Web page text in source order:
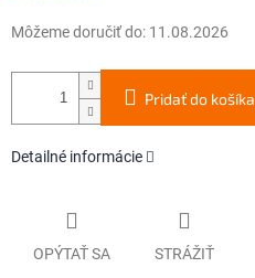
Môžeme doručiť do: 11.08.2026
Pridať do košíka
Detailné informácie
OPÝTAŤ SA STRÁŽIŤ